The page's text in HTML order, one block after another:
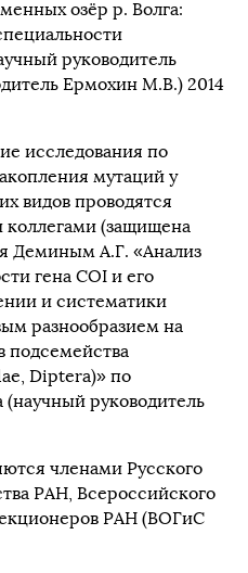
озёр р. Волга:
руководитель
Ермохин М.В.) 2014
исследования по
мутаций у
видов проводятся
коллегами (защищена
Деминым А.Г. «Анализ
гена COI и его
и систематики
разнообразием на
подсемейства
Diptera)» по
(научный руководитель
членами Русского
РАН, Всероссийского
РАН (ВОГиС